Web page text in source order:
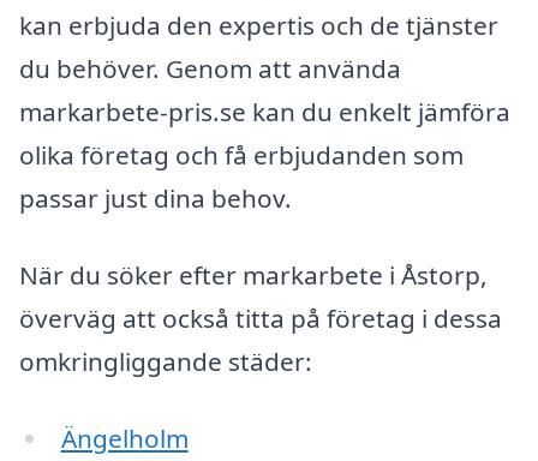
kan erbjuda den expertis och de tjänster
du behöver. Genom att använda
markarbete-pris.se kan du enkelt jämföra
olika företag och få erbjudanden som
passar just dina behov.
När du söker efter markarbete i Åstorp,
överväg att också titta på företag i dessa
omkringliggande städer:
Ängelholm